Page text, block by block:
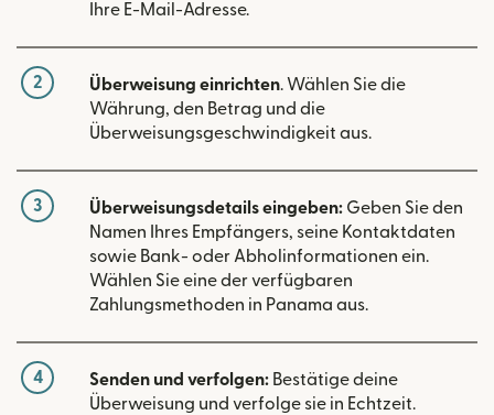
Ihre E-Mail-Adresse.
2 Überweisung einrichten. Wählen Sie die
Währung, den Betrag und die
Überweisungsgeschwindigkeit aus.
3 Überweisungsdetails eingeben: Geben Sie den
Namen Ihres Empfängers, seine Kontaktdaten
sowie Bank- oder Abholinformationen ein.
Wählen Sie eine der verfügbaren
Zahlungsmethoden in Panama aus.
4 Senden und verfolgen: Bestätige deine
Überweisung und verfolge sie in Echtzeit.